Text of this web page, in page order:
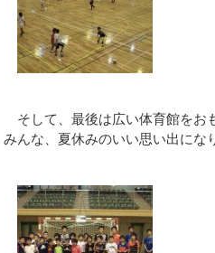
そして、最後は広い体育館をお
みんな、夏休みのいい思い出にな